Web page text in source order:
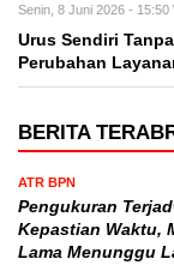
Senin, 8 Juni 2026 - 15:50
Urus Sendiri
Perubahan
BERITA
ATR BPN
Pengukuran
Kepastian Waktu,
Lama Menunggu